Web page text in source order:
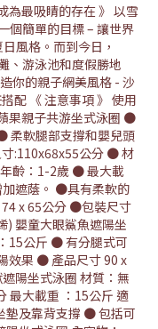
為最吸睛的存在 》 以雪
個簡單的目標 – 讓世界
風格。而到今日，
、游泳池和度假勝地
你的親子網美風格 - 沙
配 《 注意事項 》 使用
果親子共游坐式泳圈 ●
柔軟腿部支撐和嬰兒頭
:110x68x55公分 ● 材
齡：1-2歲 ● 最大載
遮蔭。 ●具有柔軟的
x 65公分 ●包裝尺寸
) 嬰童大眼鯊魚遮陽坐
15公斤 ● 有分腿式可
效果 ● 產品尺寸 90 x
陽坐式泳圈 材質：無
最大載重 ：15公斤 適
墊及靠背支撐 ● 包括可